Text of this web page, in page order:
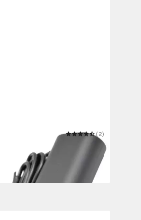
81741500
(2)
Werktagen bei dir